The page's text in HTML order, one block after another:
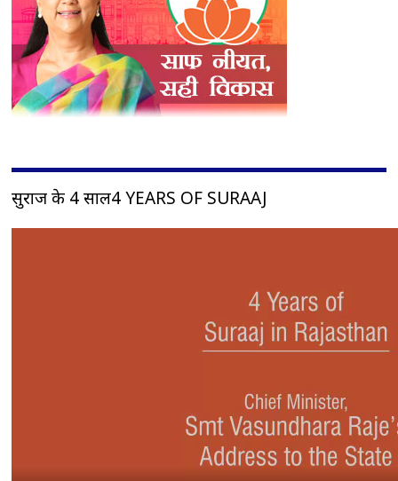
सुराज के 4 साल4 YEARS OF SURAAJ